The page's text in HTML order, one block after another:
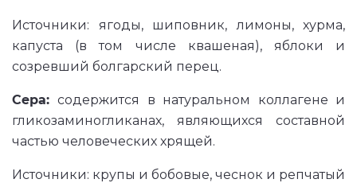
Источники: ягоды, шиповник, лимоны, хурма,
капуста (в том числе квашеная), яблоки и
созревший болгарский перец.
Сера:содержится в натуральном коллагене и
гликозаминогликанах, являющихся составной
частью человеческих хрящей.
Источники: крупы и бобовые, чеснок и репчатый